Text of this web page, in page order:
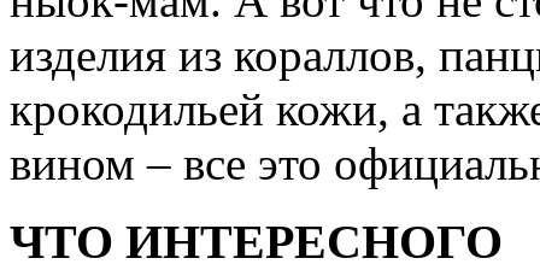
изделия из кораллов,
крокодильей кожи, а
вином – все это
ЧТО ИНТЕРЕСНОГО